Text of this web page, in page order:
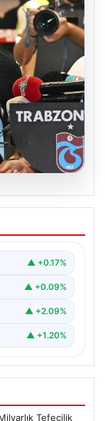
▲ +0.17%
▲ +0.09%
▲ +2.09%
▲ +1.20%
Tefecilik